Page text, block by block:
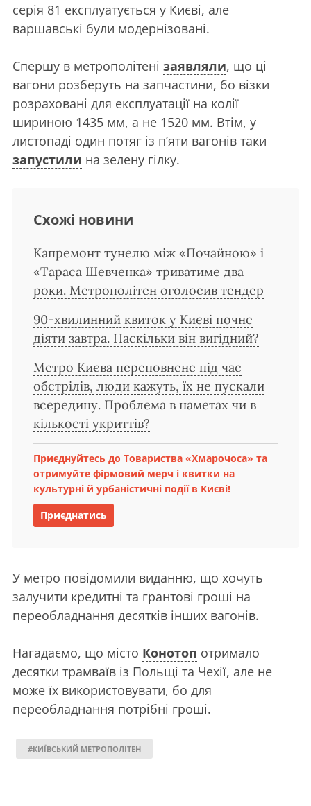
серія 81 експлуатується у Києві, але
варшавські були модернізовані.
Спершу в метрополітені заявляли, що ці
вагони розберуть на запчастини, бо візки
розраховані для експлуатації на колії
шириною 1435 мм, а не 1520 мм. Втім, у
листопаді один потяг із п’яти вагонів таки
запустили на зелену гілку.
Схожі новини
Капремонт тунелю між «Почайною» і
«Тараса Шевченка» триватиме два
роки. Метрополітен оголосив тендер
90-хвилинний квиток у Києві почне
діяти завтра. Наскільки він вигідний?
Метро Києва переповнене під час
обстрілів, люди кажуть, їх не пускали
всередину. Проблема в наметах чи в
кількості укриттів?
Приєднуйтесь до Товариства «Хмарочоса» та
отримуйте фірмовий мерч і квитки на
культурні й урбаністичні події в Києві!
Приєднатись
У метро повідомили виданню, що хочуть
залучити кредитні та грантові гроші на
переобладнання десятків інших вагонів.
Нагадаємо, що місто Конотоп отримало
десятки трамваїв із Польщі та Чехії, але не
може їх використовувати, бо для
переобладнання потрібні гроші.
#КИЇВСЬКИЙ МЕТРОПОЛІТЕН